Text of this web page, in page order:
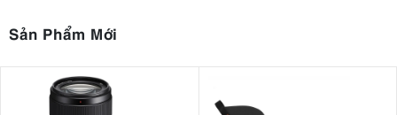
Sản Phẩm Mới